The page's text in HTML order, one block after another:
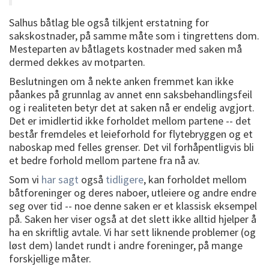
Salhus båtlag ble også tilkjent erstatning for
sakskostnader, på samme måte som i tingrettens dom.
Mesteparten av båtlagets kostnader med saken må
dermed dekkes av motparten.
Beslutningen om å nekte anken fremmet kan ikke
påankes på grunnlag av annet enn saksbehandlingsfeil
og i realiteten betyr det at saken nå er endelig avgjort.
Det er imidlertid ikke forholdet mellom partene -- det
består fremdeles et leieforhold for flytebryggen og et
naboskap med felles grenser. Det vil forhåpentligvis bli
et bedre forhold mellom partene fra nå av.
Som vi har sagt også tidligere, kan forholdet mellom
båtforeninger og deres naboer, utleiere og andre endre
seg over tid -- noe denne saken er et klassisk eksempel
på. Saken her viser også at det slett ikke alltid hjelper å
ha en skriftlig avtale. Vi har sett liknende problemer (og
løst dem) landet rundt i andre foreninger, på mange
forskjellige måter.